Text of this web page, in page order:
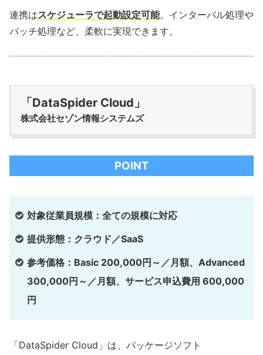
連携はスケジューラで起動設定可能。インターバル処理や
バッチ処理など、柔軟に実現できます。
「DataSpider Cloud」
株式会社セゾン情報システムズ
POINT
対象従業員規模：全ての規模に対応
提供形態：クラウド／SaaS
参考価格：Basic 200,000円～／月額、Advanced
300,000円～／月額、サービス申込費用 600,000
円
「DataSpider Cloud」は、パッケージソフト